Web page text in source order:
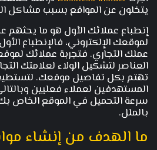
يتخلون عن المواقع بسبب مشاكل
إنطباع عملائك الأول هو ما
لموقعك الإلكتروني، فالإنطباع
عملك التجاري. فتجربة عملائك
العناصر لتشكيل الولاء لعلامتك
تهتم بكل تفاصيل موقعك.
المستهدفين لعملاء فعليين
سرعة التحميل في الموقع الخاص
بالملل.
ما الهدف من إنشاء